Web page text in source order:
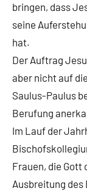
bringen, dass
seine
hat.
Der Auftrag
aber nicht auf
Saulus-Paulus
Berufung
Im Lauf der
Frauen, die Gott
Ausbreitung des